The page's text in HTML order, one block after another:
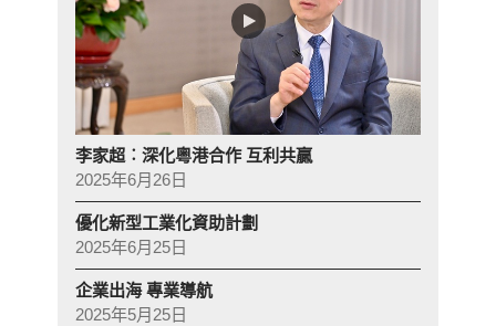
李家超︰深化粵港合作 互利共贏
2025年6月26日
優化新型工業化資助計劃
2025年6月25日
企業出海 專業導航
2025年5月25日